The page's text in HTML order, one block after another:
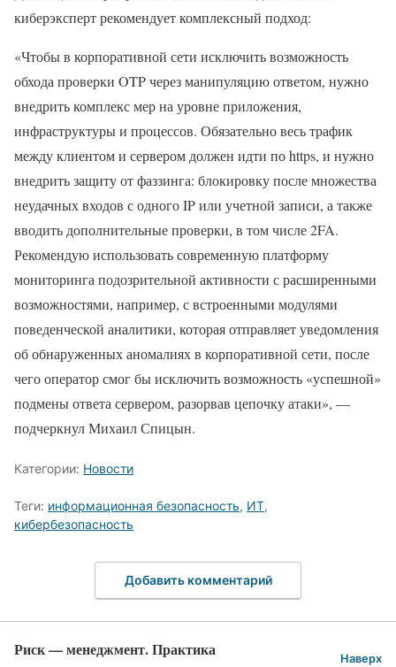
киберэксперт рекомендует комплексный подход:
«Чтобы в корпоративной сети исключить возможность
обхода проверки OTP через манипуляцию ответом, нужно
внедрить комплекс мер на уровне приложения,
инфраструктуры и процессов. Обязательно весь трафик
между клиентом и сервером должен идти по https, и нужно
внедрить защиту от фаззинга: блокировку после множества
неудачных входов с одного IP или учетной записи, а также
вводить дополнительные проверки, в том числе 2FA.
Рекомендую использовать современную платформу
мониторинга подозрительной активности с расширенными
возможностями, например, с встроенными модулями
поведенческой аналитики, которая отправляет уведомления
об обнаруженных аномалиях в корпоративной сети, после
чего оператор смог бы исключить возможность «успешной»
подмены ответа сервером, разорвав цепочку атаки», —
подчеркнул Михаил Спицын.
Категории: Новости
Теги: информационная безопасность, ИТ,
кибербезопасность
Добавить комментарий
Риск — менеджмент. Практика Наверх